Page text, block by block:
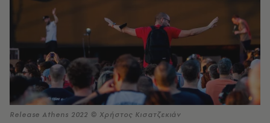
Release Athens 2022 © Χρήστος Κισατζεκιάν